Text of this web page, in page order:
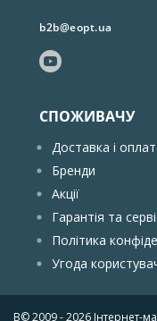
b2b@eopt.ua
СПОЖИВАЧУ
Доставка і
Бренди
Акції
Гарантія та
Політика
Угода
В© 2009 - 2026 Інтернет-